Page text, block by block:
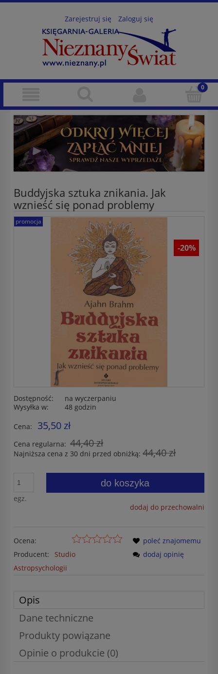
Zarejestruj się Zaloguj się
Buddyjska sztuka znikania. Jak
wznieść się ponad problemy
promocja
-20%
Dostępność:
na wyczerpaniu
Wysyłka w:
48 godzin
Cena: 35,50 zł
Cena regularna: 44,40 zł
Najniższa cena z 30 dni przed obniżką: 44,40 zł
egz.
do koszyka
dodaj do przechowalni
Ocena:
Producent:
Studio
Astropsychologii
poleć znajomemu
dodaj opinię
Opis
Dane techniczne
Produkty powiązane
Opinie o produkcie (0)